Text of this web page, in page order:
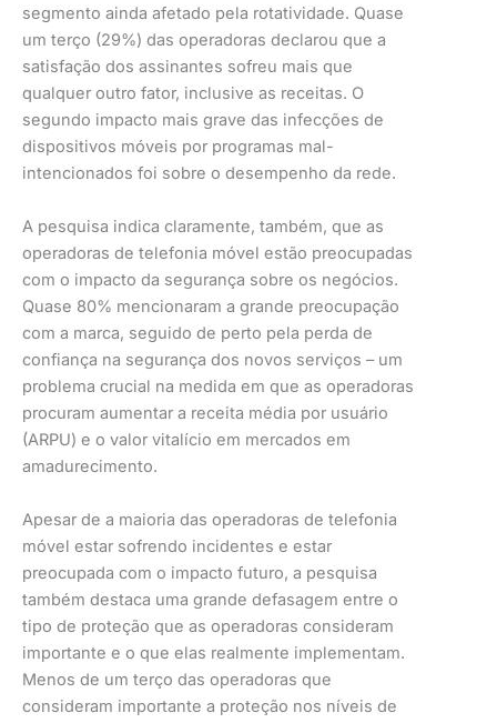
segmento ainda afetado pela rotatividade. Quase
um terço (29%) das operadoras declarou que a
satisfação dos assinantes sofreu mais que
qualquer outro fator, inclusive as receitas. O
segundo impacto mais grave das infecções de
dispositivos móveis por programas mal-
intencionados foi sobre o desempenho da rede.
A pesquisa indica claramente, também, que as
operadoras de telefonia móvel estão preocupadas
com o impacto da segurança sobre os negócios.
Quase 80% mencionaram a grande preocupação
com a marca, seguido de perto pela perda de
confiança na segurança dos novos serviços – um
problema crucial na medida em que as operadoras
procuram aumentar a receita média por usuário
(ARPU) e o valor vitalício em mercados em
amadurecimento.
Apesar de a maioria das operadoras de telefonia
móvel estar sofrendo incidentes e estar
preocupada com o impacto futuro, a pesquisa
também destaca uma grande defasagem entre o
tipo de proteção que as operadoras consideram
importante e o que elas realmente implementam.
Menos de um terço das operadoras que
consideram importante a proteção nos níveis de